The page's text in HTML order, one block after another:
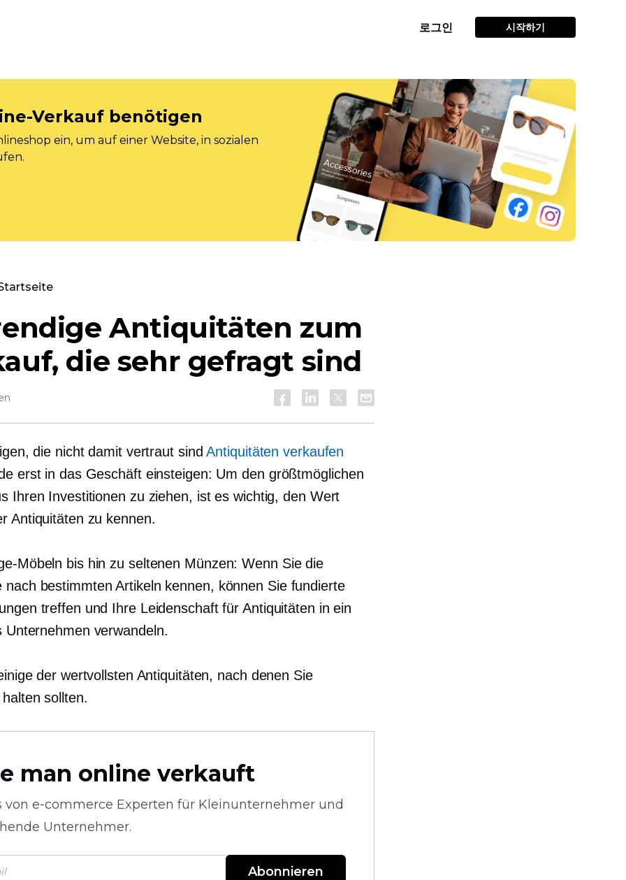
로그인 시작하기
Verkauf benötigen
ein, um auf einer Website, in sozialen
Antiquitäten zum
die sehr gefragt sind
die nicht damit vertraut sindAntiquitäten verkaufen
erst in das Geschäft einsteigen: Um den größtmöglichen
Ihren Investitionen zu ziehen, ist es wichtig, den Wert
Antiquitäten zu kennen.
Möbeln bis hin zu seltenen Münzen: Wenn Sie die
nach bestimmten Artikeln kennen, können Sie fundierte
treffen und Ihre Leidenschaft für Antiquitäten in ein
Unternehmen verwandeln.
der wertvollsten Antiquitäten, nach denen Sie
sollten.
man online verkauft
von e-commerce Experten für Kleinunternehmer und
Unternehmer.
Abonnieren